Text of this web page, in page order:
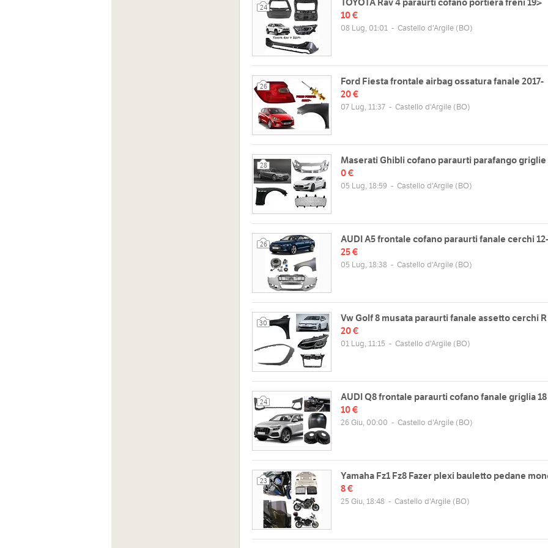
24
10 €
08 Lug, 01:01 - Castello d'Argile (BO)
26
Ford Fiesta frontale airbag ossatura fanale 2017-
20 €
07 Lug, 11:37 - Castello d'Argile (BO)
28
Maserati Ghibli cofano paraurti parafango griglie
0 €
05 Lug, 18:59 - Castello d'Argile (BO)
26
AUDI A5 frontale cofano paraurti fanale cerchi 12-
25 €
05 Lug, 18:38 - Castello d'Argile (BO)
30
Vw Golf 8 musata paraurti fanale assetto cerchi R
20 €
01 Lug, 11:15 - Castello d'Argile (BO)
24
AUDI Q8 frontale paraurti cofano fanale griglia 18
10 €
26 Giu, 00:00 - Castello d'Argile (BO)
23
Yamaha Fz1 Fz8 Fazer plexi bauletto pedane
8 €
25 Giu, 18:48 - Castello d'Argile (BO)